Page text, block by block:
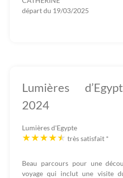
départ du 19/03/2025
Lumières
2024
Lumières d'Egypte
très satisfait *
Beau parcours pour une
voyage qui inclut une visite